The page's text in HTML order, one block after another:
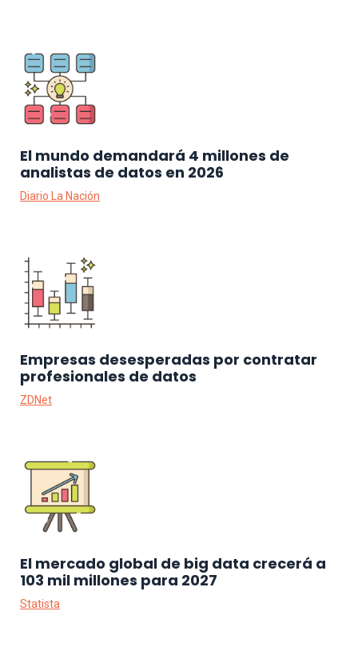
El mundo demandará 4 millones de
analistas de datos en 2026
Diario La Nación
Empresas desesperadas por contratar
profesionales de datos
ZDNet
El mercado global de big data crecerá a
103 mil millones para 2027
Statista